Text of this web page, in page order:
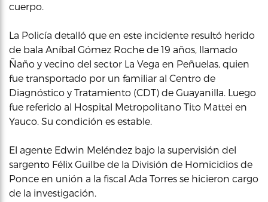
cuerpo.
La Policía detalló que en este incidente resultó herido
de bala Aníbal Gómez Roche de 19 años, llamado
Ñaño y vecino del sector La Vega en Peñuelas, quien
fue transportado por un familiar al Centro de
Diagnóstico y Tratamiento (CDT) de Guayanilla. Luego
fue referido al Hospital Metropolitano Tito Mattei en
Yauco. Su condición es estable.
El agente Edwin Meléndez bajo la supervisión del
sargento Félix Guilbe de la División de Homicidios de
Ponce en unión a la fiscal Ada Torres se hicieron cargo
de la investigación.